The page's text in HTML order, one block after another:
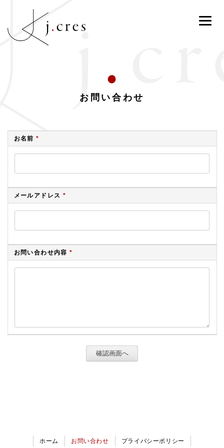
お問い合わせ
お名前*
メールアドレス *
お問い合わせ内容*
ホーム お問い合わせ プライバシーポリシー